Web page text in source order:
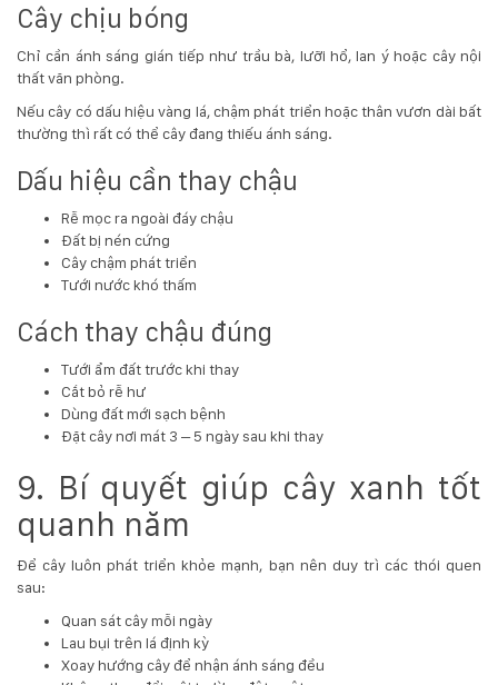
Cây chịu bóng
Chỉ cần ánh sáng gián tiếp như trầu bà, lưỡi hổ, lan ý hoặc cây nội
thất văn phòng.
Nếu cây có dấu hiệu vàng lá, chậm phát triển hoặc thân vươn dài bất
thường thì rất có thể cây đang thiếu ánh sáng.
Dấu hiệu cần thay chậu
Rễ mọc ra ngoài đáy chậu
Đất bị nén cứng
Cây chậm phát triển
Tưới nước khó thấm
Cách thay chậu đúng
Tưới ẩm đất trước khi thay
Cắt bỏ rễ hư
Dùng đất mới sạch bệnh
Đặt cây nơi mát 3 – 5 ngày sau khi thay
9. Bí quyết giúp cây xanh tốt
quanh năm
Để cây luôn phát triển khỏe mạnh, bạn nên duy trì các thói quen
sau:
Quan sát cây mỗi ngày
Lau bụi trên lá định kỳ
Xoay hướng cây để nhận ánh sáng đều